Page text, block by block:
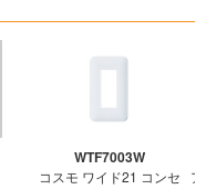
WTF7003W
コスモ ワイド21 コンセ